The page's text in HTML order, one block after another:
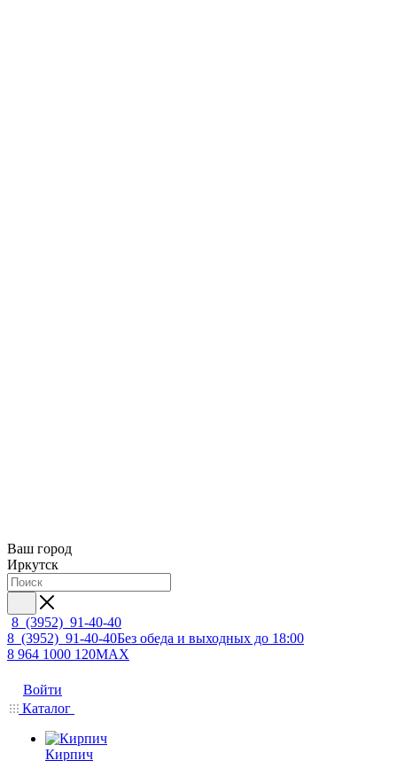
Ваш город
Иркутск
8 (3952) 91-40-40
8 (3952) 91-40-40Без обеда и выходных до 18:00
8 964 1000 120MAX
Войти
Каталог
Кирпич